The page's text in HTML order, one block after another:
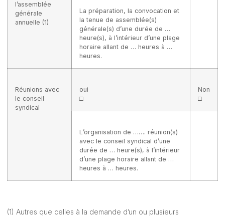
l’assemblée
générale
annuelle (1)
La préparation, la convocation et
la tenue de assemblée(s)
générale(s) d’une durée de …
heure(s), à l’intérieur d’une plage
horaire allant de … heures à …
heures.
Réunions avec
le conseil
syndical
oui
□
Non
□
L’organisation de ……. réunion(s)
avec le conseil syndical d’une
durée de … heure(s), à l’intérieur
d’une plage horaire allant de …
heures à … heures.
(1) Autres que celles à la demande d’un ou plusieurs